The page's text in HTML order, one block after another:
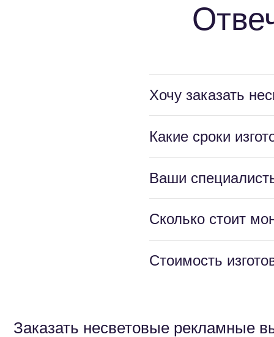
Хочу заказать
Какие сроки
Ваши
Сколько стоит
Cтоимость
Заказать несветовые рекламные